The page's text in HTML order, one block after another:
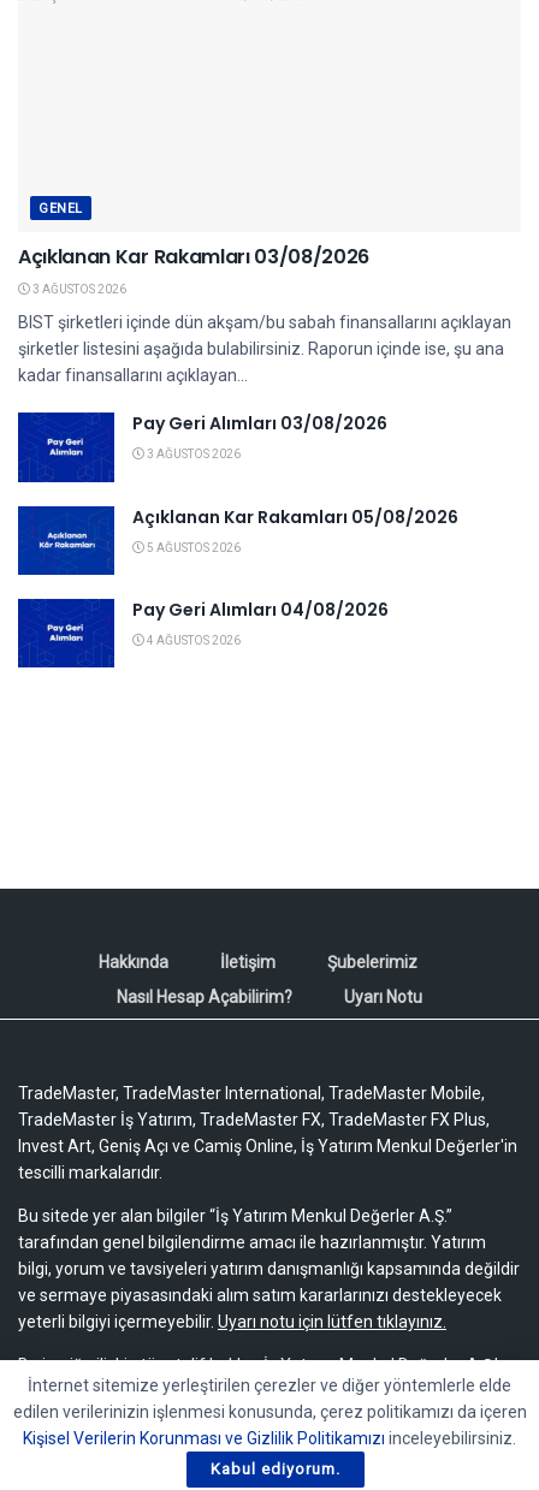
GENEL
Açıklanan Kar Rakamları 03/08/2026
3 AĞUSTOS 2026
BIST şirketleri içinde dün akşam/bu sabah finansallarını açıklayan
şirketler listesini aşağıda bulabilirsiniz. Raporun içinde ise, şu ana
kadar finansallarını açıklayan...
Pay Geri Alımları 03/08/2026
3 AĞUSTOS 2026
Açıklanan Kar Rakamları 05/08/2026
5 AĞUSTOS 2026
Pay Geri Alımları 04/08/2026
4 AĞUSTOS 2026
Hakkında İletişim
Şubelerimiz
Nasıl Hesap Açabilirim?
Uyarı Notu
TradeMaster, TradeMaster International, TradeMaster Mobile,
TradeMaster İş Yatırım, TradeMaster FX, TradeMaster FX Plus,
Invest Art, Geniş Açı ve Camiş Online, İş Yatırım Menkul Değerler'in
tescilli markalarıdır.
Bu sitede yer alan bilgiler “İş Yatırım Menkul Değerler A.Ş.”
tarafından genel bilgilendirme amacı ile hazırlanmıştır. Yatırım
bilgi, yorum ve tavsiyeleri yatırım danışmanlığı kapsamında değildir
ve sermaye piyasasındaki alım satım kararlarınızı destekleyecek
yeterli bilgiyi içermeyebilir. Uyarı notu için lütfen tıklayınız.
Bu içeriğe ilişkin tüm telif hakları İş Yatırım Menkul Değerler A.Ş.’ye
aittir. Bu içerik, açık iznimiz olmaksızın başkaları tarafından
herhangi bir amaçla, kısmen veya tamamen çoğaltılamaz,
dağıtılamaz, yayımlanamaz veya değiştirilemez.
İnternet sitemize yerleştirilen çerezler ve diğer yöntemlerle elde
edilen verilerinizin işlenmesi konusunda, çerez politikamızı da içeren
Kişisel Verilerin Korunması ve Gizlilik Politikamızı inceleyebilirsiniz.
Kabul ediyorum.